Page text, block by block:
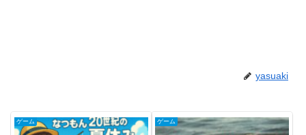
yasuaki
ゲーム ゲーム